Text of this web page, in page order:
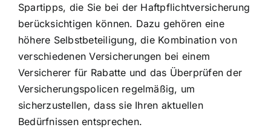
Spartipps, die Sie bei der Haftpflichtversicherung
berücksichtigen können. Dazu gehören eine
höhere Selbstbeteiligung, die Kombination von
verschiedenen Versicherungen bei einem
Versicherer für Rabatte und das Überprüfen der
Versicherungspolicen regelmäßig, um
sicherzustellen, dass sie Ihren aktuellen
Bedürfnissen entsprechen.